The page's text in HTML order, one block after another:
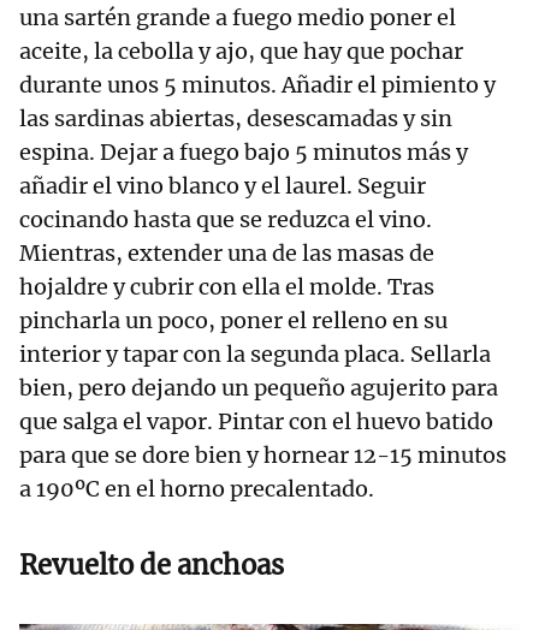
una sartén grande a fuego medio poner el
aceite, la cebolla y ajo, que hay que pochar
durante unos 5 minutos. Añadir el pimiento y
las sardinas abiertas, desescamadas y sin
espina. Dejar a fuego bajo 5 minutos más y
añadir el vino blanco y el laurel. Seguir
cocinando hasta que se reduzca el vino.
Mientras, extender una de las masas de
hojaldre y cubrir con ella el molde. Tras
pincharla un poco, poner el relleno en su
interior y tapar con la segunda placa. Sellarla
bien, pero dejando un pequeño agujerito para
que salga el vapor. Pintar con el huevo batido
para que se dore bien y hornear 12-15 minutos
a 190ºC en el horno precalentado.
Revuelto de anchoas